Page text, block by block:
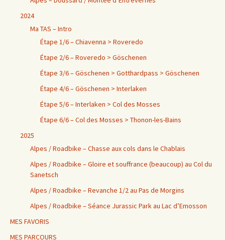
2024
Ma TAS – Intro
Étape 1/6 – Chiavenna > Roveredo
Étape 2/6 – Roveredo > Göschenen
Étape 3/6 – Göschenen > Gotthardpass > Göschenen
Étape 4/6 – Göschenen > Interlaken
Étape 5/6 – Interlaken > Col des Mosses
Étape 6/6 – Col des Mosses > Thonon-les-Bains
2025
Alpes / Roadbike – Chasse aux cols dans le Chablais
Alpes / Roadbike – Gloire et souffrance (beaucoup) au Col du
Sanetsch
Alpes / Roadbike – Revanche 1/2 au Pas de Morgins
Alpes / Roadbike – Séance Jurassic Park au Lac d’Emosson
MES FAVORIS
MES PARCOURS